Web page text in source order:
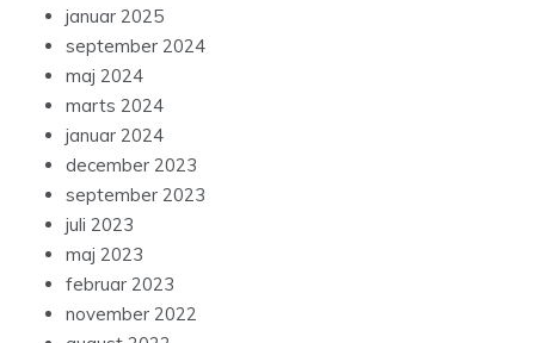
januar 2025
september 2024
maj 2024
marts 2024
januar 2024
december 2023
september 2023
juli 2023
maj 2023
februar 2023
november 2022